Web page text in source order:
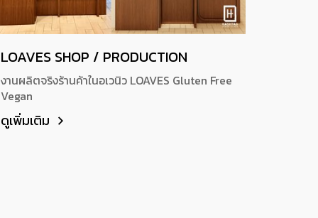
LOAVES SHOP / PRODUCTION
งานผลิตจริงร้านค้าในอเวนิว LOAVES Gluten Free
Vegan
ดูเพิ่มเติม